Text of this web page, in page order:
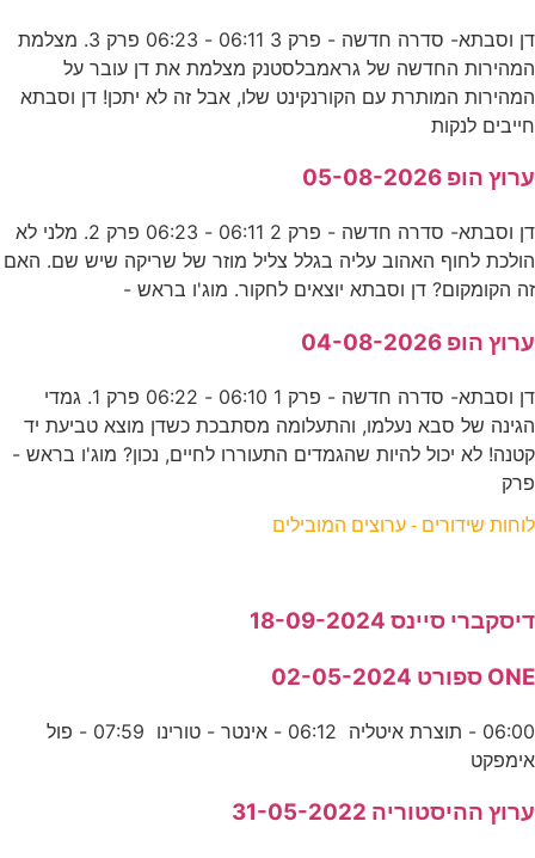
דן וסבתא- סדרה חדשה - פרק 3 06:11 - 06:23 פרק 3. מצלמת
המהירות החדשה של גראמבלסטנק מצלמת את דן עובר על
המהירות המותרת עם הקורנקינט שלו, אבל זה לא יתכן! דן וסבתא
חייבים לנקות
ערוץ הופ 05-08-2026
דן וסבתא- סדרה חדשה - פרק 2 06:11 - 06:23 פרק 2. מלני לא
הולכת לחוף האהוב עליה בגלל צליל מוזר של שריקה שיש שם. האם
זה הקומקום? דן וסבתא יוצאים לחקור. מוג'ו בראש -
ערוץ הופ 04-08-2026
דן וסבתא- סדרה חדשה - פרק 1 06:10 - 06:22 פרק 1. גמדי
הגינה של סבא נעלמו, והתעלומה מסתבכת כשדן מוצא טביעת יד
קטנה! לא יכול להיות שהגמדים התעוררו לחיים, נכון? מוג'ו בראש -
פרק
לוחות שידורים - ערוצים המובילים
דיסקברי סיינס 18-09-2024
ONE ספורט 02-05-2024
06:00 - תוצרת איטליה 06:12 - אינטר - טורינו 07:59 - פול
אימפקט
ערוץ ההיסטוריה 31-05-2022